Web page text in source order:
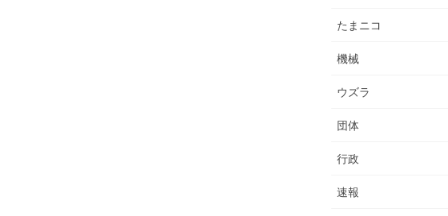
たまニコ
機械
ウズラ
団体
行政
速報